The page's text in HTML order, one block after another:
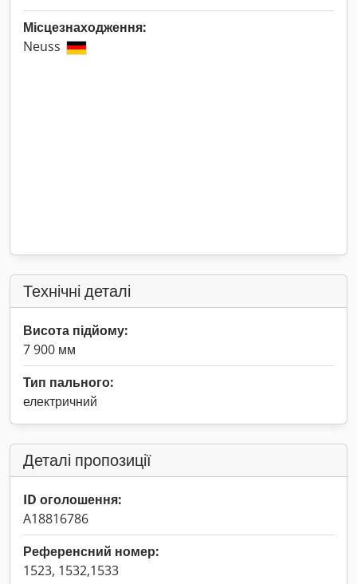
Місцезнаходження:
Neuss
Технічні деталі
Висота підйому:
7 900 мм
Тип пального:
електричний
Деталі пропозиції
ID оголошення:
A18816786
Референсний номер:
1523, 1532,1533